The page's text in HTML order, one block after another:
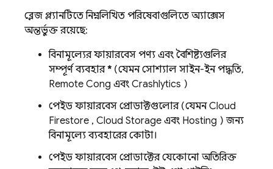
ব্লেজ প্ল্যানটিতে নিম্নলিখিত পরিষেবাগুলিতে অ্যাক্সেস
অন্তর্ভুক্ত রয়েছে:
বিনামূল্যের ফায়ারবেস পণ্য এবং বৈশিষ্ট্যগুলির
সম্পূর্ণ ব্যবহার* (যেমন সোশ্যাল সাইন-ইন পদ্ধতি,
Remote Config এবং Crashlytics )
পেইড ফায়ারবেস প্রোডাক্টগুলোর (যেমনCloud
Firestore , Cloud Storage এবং Hosting ) জন্য
বিনামূল্যে ব্যবহারের কোটা।
পেইড ফায়ারবেস প্রোডাক্টের যেকোনো অতিরিক্ত